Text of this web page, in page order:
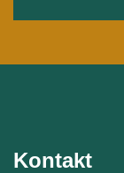
Kontakt